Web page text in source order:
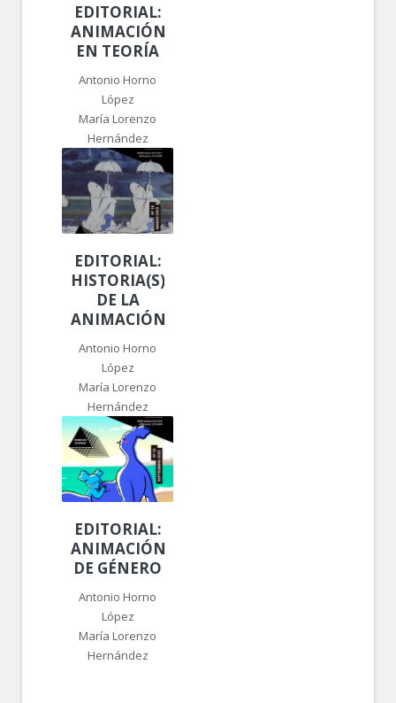
EDITORIAL:
ANIMACIÓN,
EN TEORÍA
Antonio Horno
López
María Lorenzo
Hernández
EDITORIAL:
HISTORIA(S)
DE LA
ANIMACIÓN
Antonio Horno
López
María Lorenzo
Hernández
EDITORIAL:
ANIMACIÓN
DE GÉNERO
Antonio Horno
López
María Lorenzo
Hernández